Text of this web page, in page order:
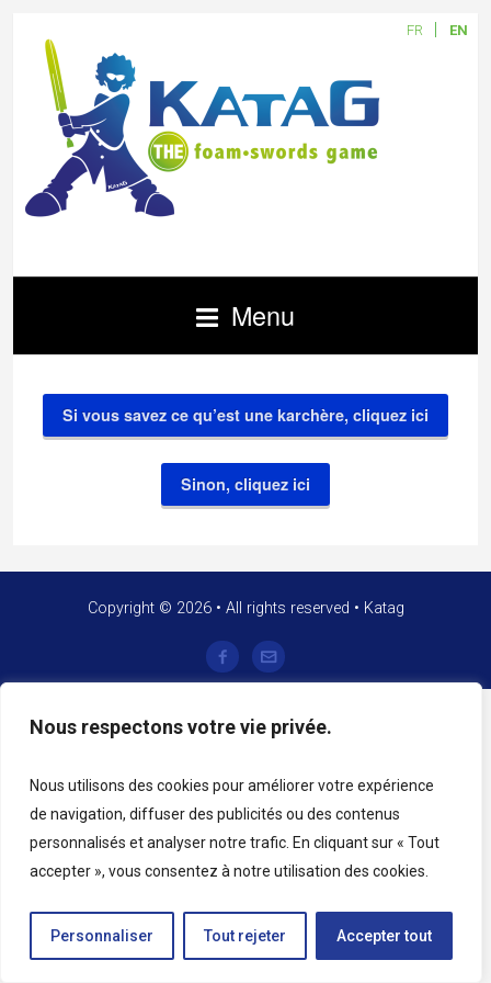
Nous respectons votre vie privée.
Nous utilisons des cookies pour améliorer votre expérience
de navigation, diffuser des publicités ou des contenus
personnalisés et analyser notre trafic. En cliquant sur « Tout
accepter », vous consentez à notre utilisation des cookies.
Personnaliser Tout rejeter Accepter tout
FR EN
Menu
Si vous savez ce qu’est une karchère, cliquez ici
Sinon, cliquez ici
Copyright © 2026 • All rights reserved • Katag